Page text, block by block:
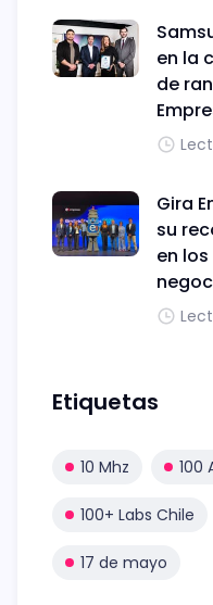
en la
de
Gira
su
en
Etiquetas
10 Mhz 100
100+ Labs Chile
17 de mayo